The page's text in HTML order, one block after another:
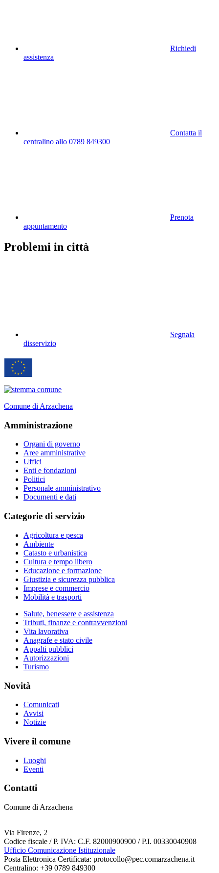
Richiedi
assistenza
Contatta il
centralino allo 0789 849300
Prenota
appuntamento
Problemi in città
Segnala
disservizio
Comune di Arzachena
Amministrazione
Organi di governo
Aree amministrative
Uffici
Enti e fondazioni
Politici
Personale amministrativo
Documenti e dati
Categorie di servizio
Agricoltura e pesca
Ambiente
Catasto e urbanistica
Cultura e tempo libero
Educazione e formazione
Giustizia e sicurezza pubblica
Imprese e commercio
Mobilità e trasporti
Salute, benessere e assistenza
Tributi, finanze e contravvenzioni
Vita lavorativa
Anagrafe e stato civile
Appalti pubblici
Autorizzazioni
Turismo
Novità
Comunicati
Avvisi
Notizie
Vivere il comune
Luoghi
Eventi
Contatti
Comune di Arzachena
Via Firenze, 2
Codice fiscale / P. IVA: C.F. 82000900900 / P.I. 00330040908
Ufficio Comunicazione Istituzionale
Posta Elettronica Certificata: protocollo@pec.comarzachena.it
Centralino: +39 0789 849300